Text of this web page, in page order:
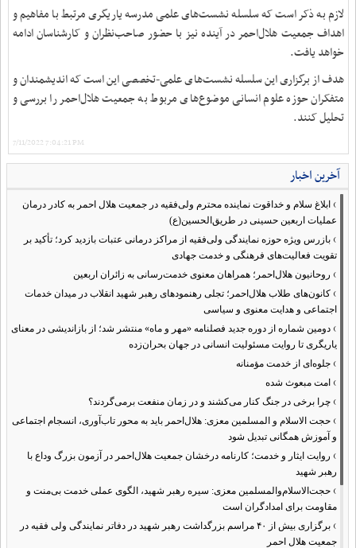
لازم به ذکر است که سلسله نشست‌های علمی مدرسه یاریگری مرتبط با مفاهیم و
اهداف جمعیت هلال‌احمر در آینده نیز با حضور صاحب‌نظران و کارشناسان ادامه
خواهد یافت.
هدف از برگزاری این سلسله‌ نشست‌های علمی-تخصصی این است که اندیشمندان و
متفکران حوزه علوم انسانی موضوع‌های مربوط به جمعیت هلال‌احمر را بررسی و
تحلیل کنند.
7/11/2022 7:04:21 PM
آخرین اخبار
› ابلاغ سلام و خداقوت نماینده محترم ولی‌فقیه در جمعیت هلال احمر به کادر درمان
عملیات اربعین حسینی در طریق‌الحسین(ع)
› بازرس ویژه حوزه نمایندگی ولی‌فقیه از مراکز درمانی عتبات بازدید کرد؛ تأکید بر
تقویت فعالیت‌های فرهنگی و خدمت جهادی
› روحانیون هلال‌احمر؛ همراهان معنوی خدمت‌رسانی به زائران اربعین
› کانون‌های طلاب هلال‌احمر؛ تجلی رهنمودهای رهبر شهید انقلاب در میدان خدمات
اجتماعی و هدایت معنوی و سیاسی
› دومین شماره از دوره جدید فصلنامه «مهر و ماه» منتشر شد؛ از بازاندیشی در معنای
یاریگری تا روایت مسئولیت انسانی در جهان بحران‌زده
› جلوه‌ای از خدمت مؤمنانه
› امت مبعوث شده
› چرا برخی در جنگ کنار می‌کشند و در زمان منفعت برمی‌گردند؟
› حجت الاسلام و المسلمین معزی: هلال‌احمر باید به محور تاب‌آوری، انسجام اجتماعی
و آموزش همگانی تبدیل شود
› روایت ایثار و خدمت؛ کارنامه درخشان جمعیت هلال‌احمر در آزمون بزرگ وداع با
رهبر شهید
› حجت‌الاسلام‌والمسلمین معزی: سیره رهبر شهید، الگوی عملی خدمت بی‌منت و
مقاومت برای امدادگران است
›
برگزاری بیش از ۴۰ مراسم بزرگداشت رهبر شهید در دفاتر نمایندگی ولی فقیه در
جمعیت هلال احمر